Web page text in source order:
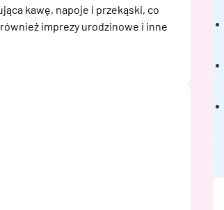
kawę, napoje i przekąski, co
imprezy urodzinowe i inne